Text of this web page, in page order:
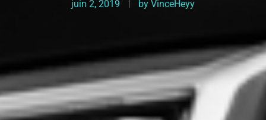
juin 2, 2019 by VinceHeyy